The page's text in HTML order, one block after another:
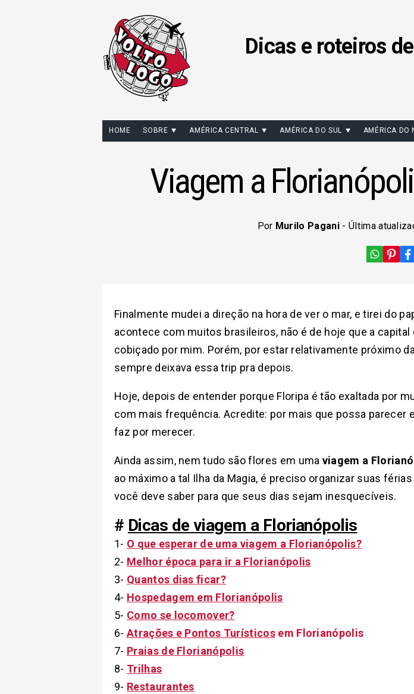
Dicas e roteiros
HOME SOBRE AMÉRICA CENTRAL AMÉRICA DO SUL AMÉRICA DO
Viagem a
Por Murilo Pagani - Última
Finalmente mudei a direção na hora de ver o mar, e tirei do
acontece com muitos brasileiros, não é de hoje que a
cobiçado por mim. Porém, por estar relativamente próximo
sempre deixava essa trip pra depois.
Hoje, depois de entender porque Floripa é tão exaltada por
com mais frequência. Acredite: por mais que possa parecer
faz por merecer.
Ainda assim, nem tudo são flores em uma viagem a
ao máximo a tal Ilha da Magia, é preciso organizar suas
você deve saber para que seus dias sejam inesquecíveis.
# Dicas de viagem a Florianópolis
1- O que esperar de uma viagem a Florianópolis?
2- Melhor época para ir a Florianópolis
3- Quantos dias ficar?
4- Hospedagem em Florianópolis
5- Como se locomover?
6- Atrações e Pontos Turísticosem Florianópolis
7- Praias de Florianópolis
8- Trilhas
9- Restaurantes